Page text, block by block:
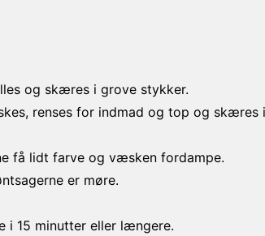
og skæres i grove stykker.
renses for indmad og top og skæres
få lidt farve og væsken fordampe.
er møre.
i 15 minutter eller længere.